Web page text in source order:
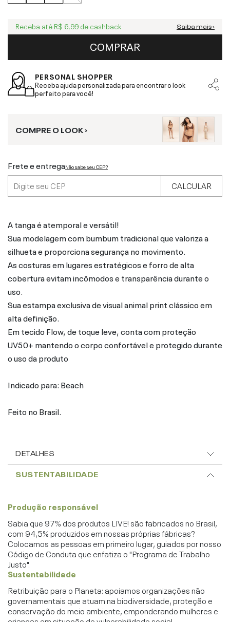
Receba até R$ 6,99 de cashback Saiba mais ›
COMPRAR
PERSONAL SHOPPER
Receba ajuda personalizada para encontrar o look
perfeito para você!
COMPRE O LOOK ›
Frete e entregaNão sabe seu CEP?
CALCULAR
A tanga é atemporal e versátil!
Sua modelagem com bumbum tradicional que valoriza a
silhueta e proporciona segurança no movimento.
As costuras em lugares estratégicos e forro de alta
cobertura evitam incômodos e transparência durante o
uso.
Sua estampa exclusiva de visual animal print clássico em
alta definição.
Em tecido Flow, de toque leve, conta com proteção
UV50+ mantendo o corpo confortável e protegido durante
o uso da produto
Indicado para: Beach
Feito no Brasil.
DETALHES
SUSTENTABILIDADE
Produção responsável
Sabia que 97% dos produtos LIVE! são fabricados no Brasil,
com 94,5% produzidos em nossas próprias fábricas?
Colocamos as pessoas em primeiro lugar, guiados por nosso
Código de Conduta que enfatiza o "Programa de Trabalho
Justo".
Sustentabilidade
Retribuição para o Planeta: apoiamos organizações não
governamentais que atuam na biodiversidade, proteção e
conservação do meio ambiente, emponderando mulheres e